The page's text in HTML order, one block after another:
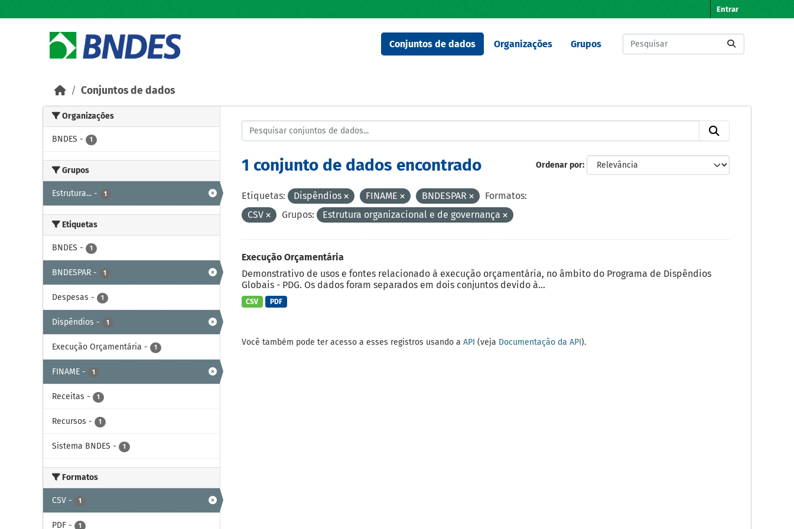
Entrar
Conjuntos de dados Organizações Grupos
Conjuntos de dados
Organizações
BNDES - 1
Grupos
Estrutura... - 1
Etiquetas
BNDES - 1
BNDESPAR - 1
Despesas - 1
Dispêndios - 1
Execução Orçamentária - 1
FINAME - 1
Receitas - 1
Recursos - 1
Sistema BNDES - 1
Formatos
CSV - 1
PDF - 1
Ordenar por
1 conjunto de dados encontrado
Etiquetas: Dispêndios FINAME BNDESPAR
Formatos:
CSV
Grupos: Estrutura organizacional e de governança
Execução Orçamentária
Demonstrativo de usos e fontes relacionado à execução orçamentária, no âmbito do Programa de Dispêndios
Globais - PDG. Os dados foram separados em dois conjuntos devido à...
CSV PDF
Você também pode ter acesso a esses registros usando a API (veja Documentação da API).